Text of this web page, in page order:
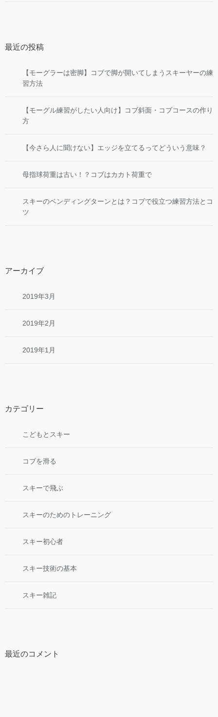
最近の投稿
【モーグラーは密脚】コブで脚が開いてしまうスキーヤーの練
習方法
【モーグル練習がしたい人向け】コブ斜面・コブコースの作り
方
【今さら人に聞けない】エッジを立てるってどういう意味？
母指球荷重は古い！？コブはカカト荷重で
スキーのベンディングターンとは？コブで役立つ練習方法とコ
ツ
アーカイブ
2019年3月
2019年2月
2019年1月
カテゴリー
こどもとスキー
コブを滑る
スキーで飛ぶ
スキーのためのトレーニング
スキー初心者
スキー技術の基本
スキー雑記
最近のコメント